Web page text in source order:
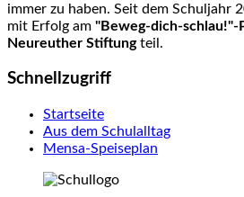
immer zu haben. Seit dem Schuljahr
mit Erfolg am "Beweg-dich-schlau!"-
Neureuther Stiftungteil.
Schnellzugriff
Startseite
Aus dem Schulalltag
Mensa-Speiseplan